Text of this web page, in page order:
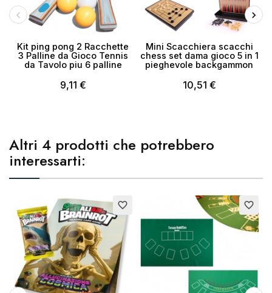
Kit ping pong 2 Racchette
3 Palline da Gioco Tennis
da Tavolo piu 6 palline
9,11 €
Mini Scacchiera scacchi
chess set dama gioco 5 in 1
pieghevole backgammon
10,51 €
Altri 4 prodotti che potrebbero
interessarti:
favorite_border favorite_border